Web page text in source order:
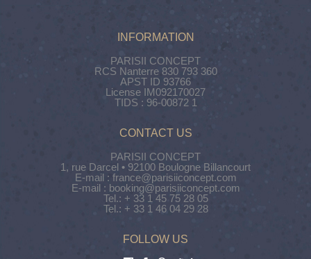
INFORMATION
PARISII CONCEPT
RCS Nanterre 830 793 360
APST ID 93766
License IM092170027
TIDS : 96-00872 1
CONTACT US
PARISII CONCEPT
1, rue Darcel • 92100 Boulogne Billancourt
E-mail : france@parisiiconcept.com
E-mail : booking@parisiiconcept.com
Tel.: + 33 1 45 75 28 05
Tel.: + 33 1 46 04 29 28
FOLLOW US